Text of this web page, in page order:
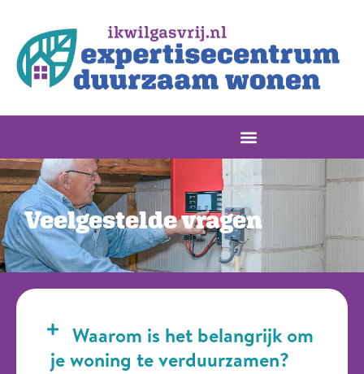
Veelgestelde vragen
Waarom is het belangrijk om
je woning te verduurzamen?